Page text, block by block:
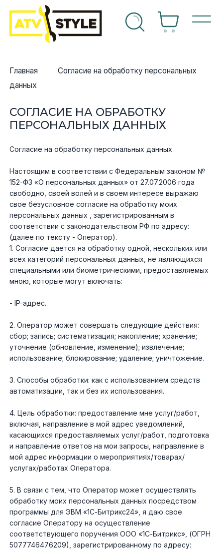
техники
Can-am
KTM
Polaris
Yamaha
Honda
Suzuki
Yamaha
Багги Kawasaki
Arctic cat
Ski-doo
Kawasaki
Гидроциклы
Sea-doo
запчастей
Масла, спреи, смазки
Свечи зажигания
Тормозная система
Топливная система
Салонные фильтры
АксессуарыГрафика
Инструмент
Навесное оборудование
Лебедки и площадки
Корпус,пластик
Подвеска
Сиденья
Система привода
Склизы, гусеницы, коньки
Снегоотвалы
Сумки, кофры
Топливная система
Тормозная система
Трансмиссия
Yamaha
Другое
Suzuki
Kawasaki
кабинет
Главная
Согласие на обработку персональных
данных
СОГЛАСИЕ НА ОБРАБОТКУ
ПЕРСОНАЛЬНЫХ ДАННЫХ
Согласие на обработку персональных данных
Настоящим в соответствии с Федеральным законом №
152-ФЗ «О персональных данных» от 27.07.2006 года
свободно, своей волей и в своем интересе выражаю
свое безусловное согласие на обработку моих
персональных данных , зарегистрированным в
соответствии с законодательством РФ по адресу:
(далее по тексту - Оператор).
1. Согласие дается на обработку одной, нескольких или
всех категорий персональных данных, не являющихся
специальными или биометрическими, предоставляемых
мною, которые могут включать:
- IP-адрес.
2. Оператор может совершать следующие действия:
сбор; запись; систематизация; накопление; хранение;
уточнение (обновление, изменение); извлечение;
использование; блокирование; удаление; уничтожение.
3. Способы обработки: как с использованием средств
автоматизации, так и без их использования.
4. Цель обработки: предоставление мне услуг/работ,
включая, направление в мой адрес уведомлений,
касающихся предоставляемых услуг/работ, подготовка
и направление ответов на мои запросы, направление в
мой адрес информации о мероприятиях/товарах/
услугах/работах Оператора.
5. В связи с тем, что Оператор может осуществлять
обработку моих персональных данных посредством
программы для ЭВМ «1С-Битрикс24», я даю свое
согласие Оператору на осуществление
соответствующего поручения ООО «1С-Битрикс», (ОГРН
5077746476209), зарегистрированному по адресу: